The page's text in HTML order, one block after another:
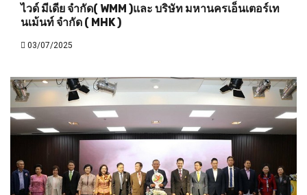
ไวด์ มีเดีย จำกัด( WMM )และ บริษัท มหานครเอ็นเตอร์เท
นเม้นท์ จำกัด ( MHK )
03/07/2025